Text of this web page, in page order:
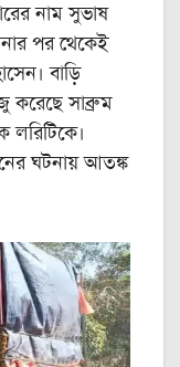
নাম সুভাষ
পর থেকেই
বাড়ি
করেছে সাব্রুম
ঘটনায় আতঙ্ক